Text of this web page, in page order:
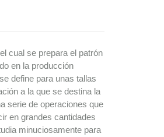
cual se prepara el patrón
en la producción
define para unas tallas
a la que se destina la
serie de operaciones que
en grandes cantidades
minuciosamente para